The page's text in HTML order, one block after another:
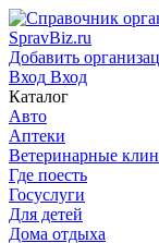
SpravBiz.ru
Добавить
Вход Вход
Каталог
Авто
Аптеки
Ветеринарные
Где поесть
Госуслуги
Для детей
Дома отдыха